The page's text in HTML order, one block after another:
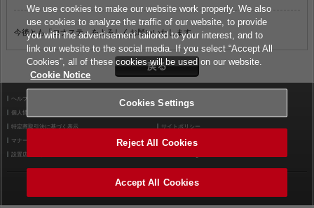
今後とも「コナステ」をよろしくお願いいたします。
ヘルプ
利用規約
個人情報等保護方針
特定商取引法に基づく表示
サイトポリシー
マナー＆ルール
お問い合わせ
設置店舗検索
©2026 Konami Arcade Games
We use cookies to make our website work properly. We also
use cookies to analyze the traffic of our website, to provide
you with the advertisement tailored to your interest, and to
link our website to the social media. If you select “Accept All
Cookies”, all of these cookies will be used on our website.
Cookie Notice
Cookies Settings
Reject All Cookies
Accept All Cookies